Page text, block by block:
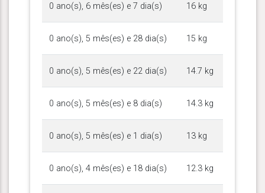
0 ano(s), 6 mês(es) e 7 dia(s) 16 kg
0 ano(s), 5 mês(es) e 28 dia(s) 15 kg
0 ano(s), 5 mês(es) e 22 dia(s) 14.7 kg
0 ano(s), 5 mês(es) e 8 dia(s) 14.3 kg
0 ano(s), 5 mês(es) e 1 dia(s) 13 kg
0 ano(s), 4 mês(es) e 18 dia(s) 12.3 kg